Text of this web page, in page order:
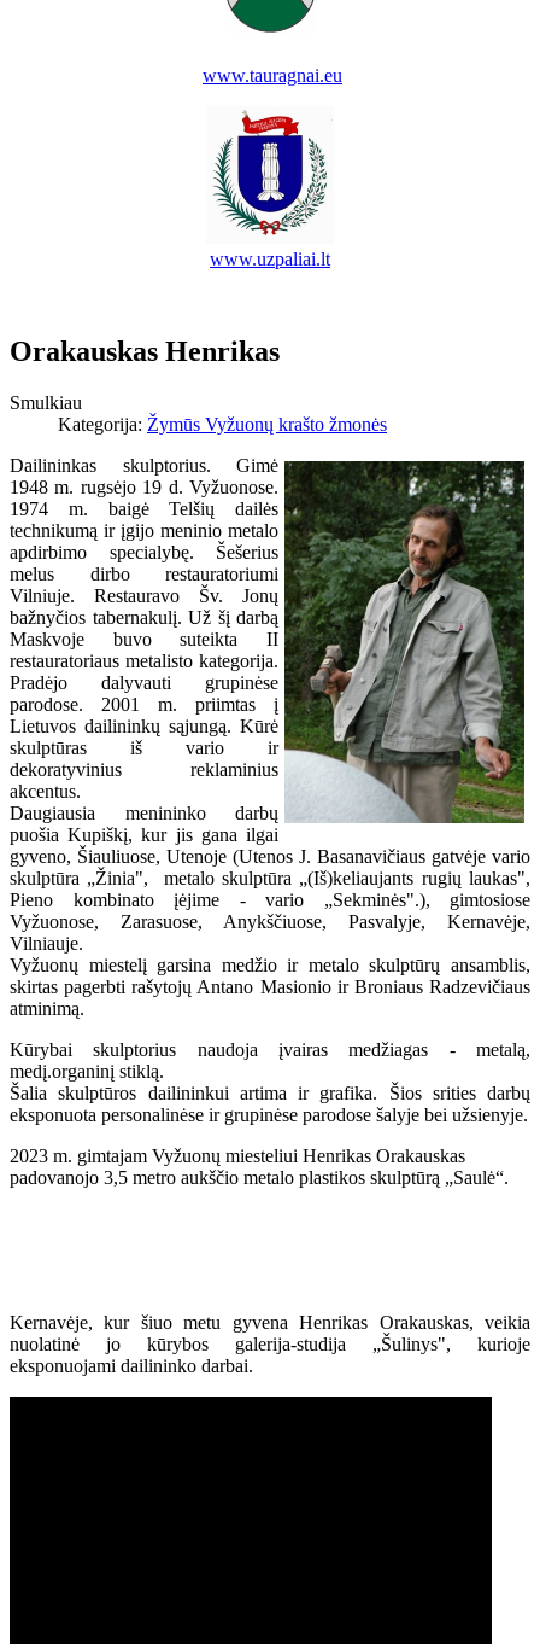
www.tauragnai.eu
www.uzpaliai.lt
Orakauskas Henrikas
Smulkiau
Kategorija: Žymūs Vyžuonų krašto žmonės
Dailininkas skulptorius. Gimė
1948 m. rugsėjo 19 d. Vyžuonose.
1974 m. baigė Telšių dailės
technikumą ir įgijo meninio metalo
apdirbimo specialybę. Šešerius
melus dirbo restauratoriumi
Vilniuje. Restauravo Šv. Jonų
bažnyčios tabernakulį. Už šį darbą
Maskvoje buvo suteikta II
restauratoriaus metalisto kategorija.
Pradėjo dalyvauti grupinėse
parodose. 2001 m. priimtas į
Lietuvos dailininkų sąjungą. Kūrė
skulptūras iš vario ir
dekoratyvinius reklaminius
akcentus.
Daugiausia menininko darbų
puošia Kupiškį, kur jis gana ilgai
gyveno, Šiauliuose, Utenoje (Utenos J. Basanavičiaus gatvėje vario
skulptūra „Žinia", metalo skulptūra „(Iš)keliaujants rugių laukas",
Pieno kombinato įėjime - vario „Sekminės".), gimtosiose
Vyžuonose, Zarasuose, Anykščiuose, Pasvalyje, Kernavėje,
Vilniauje.
Vyžuonų miestelį garsina medžio ir metalo skulptūrų ansamblis,
skirtas pagerbti rašytojų Antano Masionio ir Broniaus Radzevičiaus
atminimą.
Kūrybai skulptorius naudoja įvairas medžiagas - metalą,
medį.organinį stiklą.
Šalia skulptūros dailininkui artima ir grafika. Šios srities darbų
eksponuota personalinėse ir grupinėse parodose šalyje bei užsienyje.
2023 m. gimtajam Vyžuonų miesteliui Henrikas Orakauskas
padovanojo 3,5 metro aukščio metalo plastikos skulptūrą „Saulė“.
Kernavėje, kur šiuo metu gyvena Henrikas Orakauskas, veikia
nuolatinė jo kūrybos galerija-studija „Šulinys", kurioje
eksponuojami dailininko darbai.